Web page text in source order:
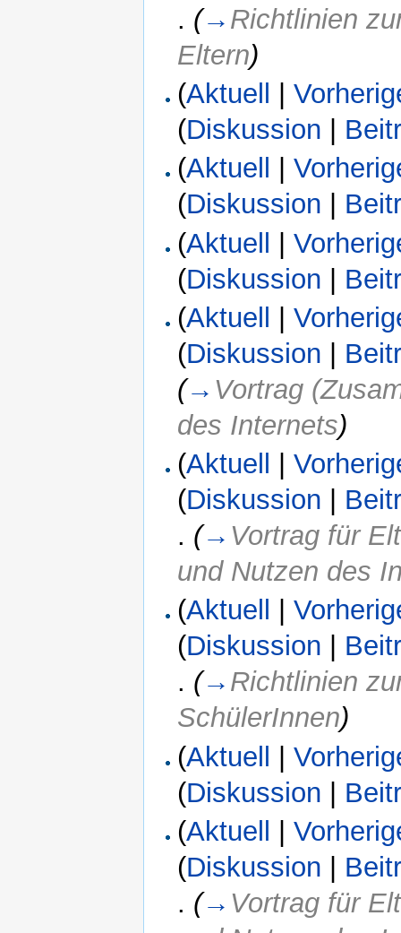
. (→ Richtlinien
Eltern)
(Aktuell |
(Diskussion
(Aktuell |
(Diskussion
(Aktuell |
(Diskussion |
(Aktuell |
(Diskussion
(→ Vortrag
des Internets)
(Aktuell |
(Diskussion
. (→ Vortrag für
und Nutzen des
(Aktuell |
(Diskussion
. (→ Richtlinien
SchülerInnen)
(Aktuell |
(Diskussion
(Aktuell |
(Diskussion
. (→ Vortrag für